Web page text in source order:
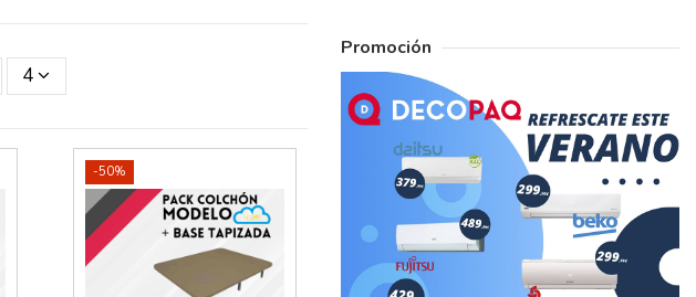
4
-50%
Promoción